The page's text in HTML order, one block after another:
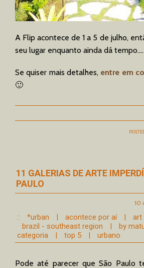
A Flip acontece de 1 a 5 de julho,
seu lugar enquanto ainda dá tempo….
Se quiser mais detalhes, entre em
🙂
11 GALERIAS DE ARTE
PAULO
10
:: *urban | acontece por aí | art
brazil - southeast region
| by
categoria
| top 5 | urbano
Pode até parecer que São Paulo